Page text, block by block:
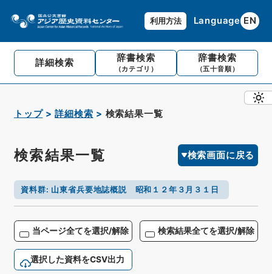
利用方法 Language EN
詳細検索 辞書検索
（カテゴリ）
辞書検索
（五十音順）
トップ 詳細検索 検索結果一覧
検索結果一覧 検索画面に戻る
資料群: 山東省兵要地誌概説 昭和１２年３月３１日
当ページ全てを選択/解除 検索結果全てを選択/解除
選択した資料をCSV出力